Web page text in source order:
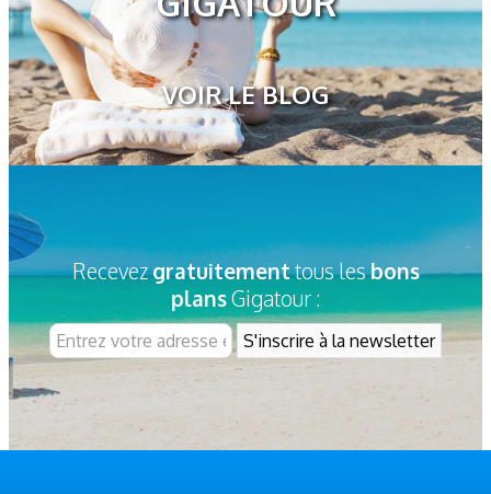
VOIR LE BLOG
Recevezgratuitementtous lesbons
plansGigatour :